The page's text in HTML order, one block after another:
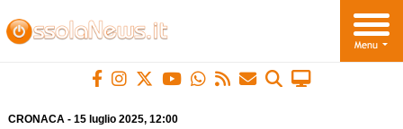
CRONACA- 15 luglio 2025, 12:00